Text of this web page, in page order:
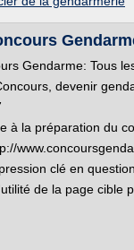
Gendarme: Tous
devenir
à la préparation du
clé en
de la page cible